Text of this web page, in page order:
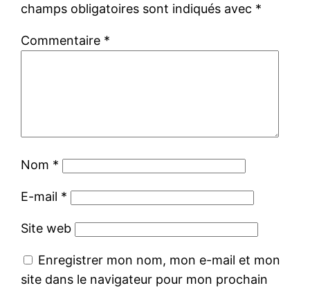
champs obligatoires sont indiqués avec *
Commentaire *
Nom *
E-mail *
Site web
Enregistrer mon nom, mon e-mail et mon
site dans le navigateur pour mon prochain